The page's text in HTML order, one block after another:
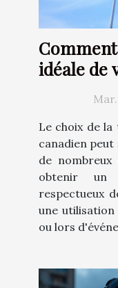
idéale de
canadien ?
Le choix de la
canadien peut
de
obtenir un
respectueux
une
ou lors